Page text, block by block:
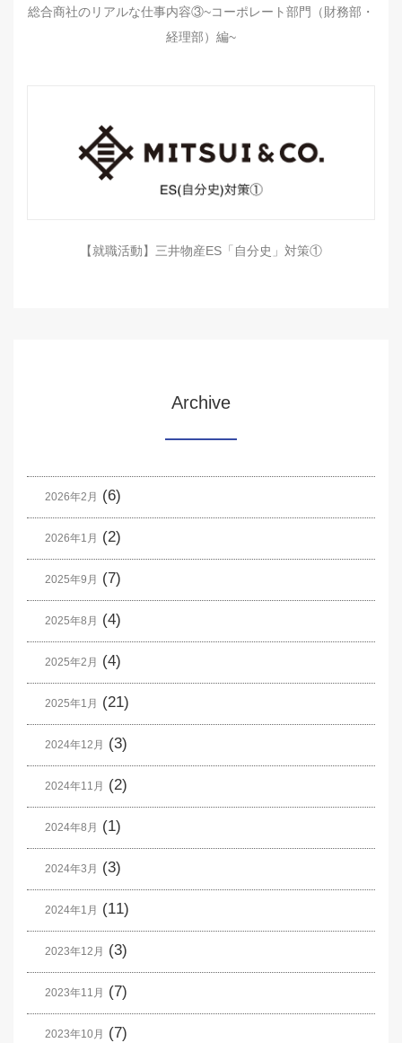
総合商社のリアルな仕事内容③~コーポレート部門（財務部・
経理部）編~
【就職活動】三井物産ES「自分史」対策①
Archive
2026年2月 (6)
2026年1月 (2)
2025年9月 (7)
2025年8月 (4)
2025年2月 (4)
2025年1月 (21)
2024年12月 (3)
2024年11月 (2)
2024年8月 (1)
2024年3月 (3)
2024年1月 (11)
2023年12月 (3)
2023年11月 (7)
2023年10月 (7)